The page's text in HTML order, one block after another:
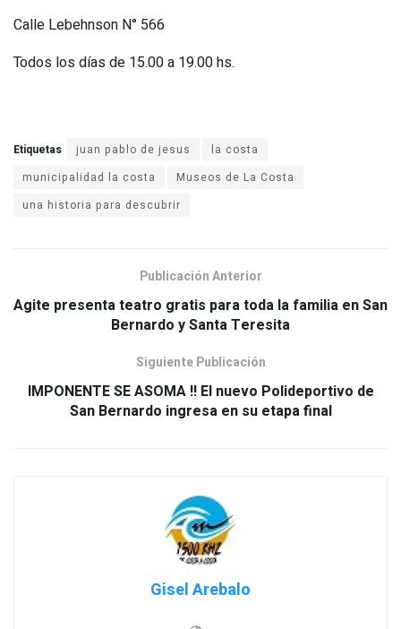
Calle Lebehnson N° 566
Todos los días de 15.00 a 19.00 hs.
Etiquetas juan pablo de jesus
la costa
municipalidad la costa
Museos de La Costa
una historia para descubrir
Publicación Anterior
Agite presenta teatro gratis para toda la familia en San
Siguiente Publicación
IMPONENTE SE ASOMA !! El nuevo Polideportivo de
San Bernardo ingresa en su etapa final‏
Gisel Arebalo